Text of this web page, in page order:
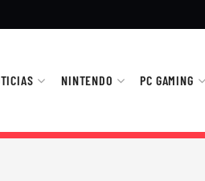
NINTENDO PC GAMING